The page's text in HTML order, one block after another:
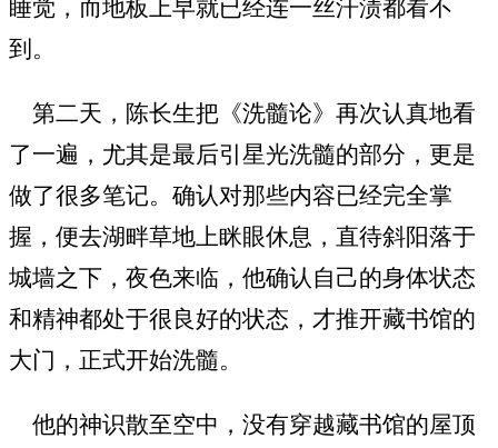
睡觉，而地板上早就已经连一丝汗渍都看不
到。
第二天，陈长生把《洗髓论》再次认真地看
了一遍，尤其是最后引星光洗髓的部分，更是
做了很多笔记。确认对那些内容已经完全掌
握，便去湖畔草地上眯眼休息，直待斜阳落于
城墙之下，夜色来临，他确认自己的身体状态
和精神都处于很良好的状态，才推开藏书馆的
大门，正式开始洗髓。
他的神识散至空中，没有穿越藏书馆的屋顶